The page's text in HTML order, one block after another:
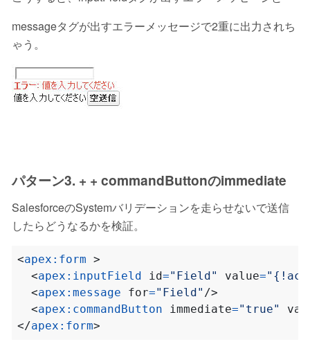
messageタグが出すエラーメッセージで2重に出力されち
ゃう。
パターン3. + + commandButtonのimmediate
SalesforceのSystemバリデーションを走らせないで送信
したらどうなるかを検証。
<apex:form >
<apex:inputField id="Field" value=
<apex:message for="Field" />
<apex:commandButton immediate="true"
</apex:form>